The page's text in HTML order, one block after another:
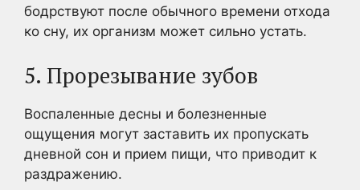
бодрствуют после обычного времени отхода
ко сну, их организм может сильно устать.
5. Прорезывание зубов
Воспаленные десны и болезненные
ощущения могут заставить их пропускать
дневной сон и прием пищи, что приводит к
раздражению.